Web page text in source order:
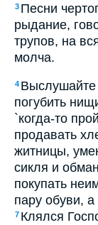
3 Песни
рыдание,
трупов, на
молча.
4 Выслушайте
погубить
`когда-то
продавать
житницы,
сикля и
покупать
пару обуви,
7 Клялся